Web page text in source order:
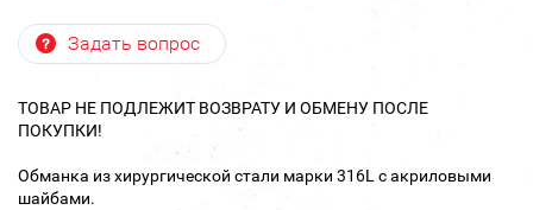
Задать вопрос
ТОВАР НЕ ПОДЛЕЖИТ ВОЗВРАТУ И ОБМЕНУ ПОСЛЕ
ПОКУПКИ!
Обманка из хирургической стали марки 316L с акриловыми
шайбами.